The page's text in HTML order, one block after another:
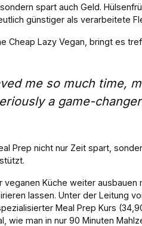
spart auch Geld.
günstiger als verarbeitete
Cheap Lazy Vegan, bringt es
me so much time,
a game-
Prep nicht nur Zeit spart,
veganen Küche weiter ausbauen
lassen. Unter der Leitung
Meal Prep Kurs
wie man in nur 90 Minuten